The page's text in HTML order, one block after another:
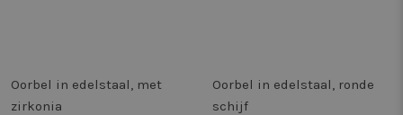
Oorbel in edelstaal, met
zirkonia
Oorbel in edelstaal, ronde
schijf